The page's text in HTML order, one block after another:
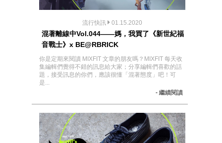
流行快訊 01.15.2020
混著離線中Vol.044——媽，我買了《新世紀福
音戰士》x BE@RBRICK
你是定期來閱讀 MIXFIT 文章的朋友嗎？MIXFIT 每天收
集編輯們覺得不錯的訊息給大家；分享編輯們喜歡的話
題，接受訊息的你們，應該很懂「混著態度」吧！可
是...
- 繼續閱讀